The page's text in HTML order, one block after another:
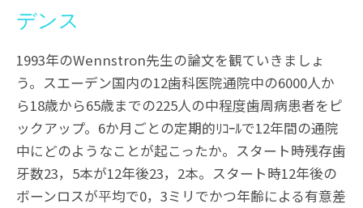
デンス
1993年のWennstron先生の論文を観ていきましょ
う。スエーデン国内の12歯科医院通院中の6000人か
ら18歳から65歳までの225人の中程度歯周病患者をピ
ックアップ。6か月ごとの定期的ﾘｺｰﾙで12年間の通院
中にどのようなことが起こったか。スタート時残存歯
牙数23，5本が12年後23，2本。スタート時12年後の
ボーンロスが平均で0，3ミリでかつ年齢による有意差